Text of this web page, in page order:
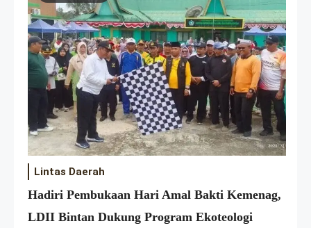
Lintas Daerah
Hadiri Pembukaan Hari Amal Bakti Kemenag,
LDII Bintan Dukung Program Ekoteologi